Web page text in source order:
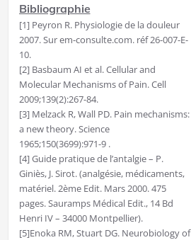
Bibliographie
[1] Peyron R. Physiologie de la douleur
2007. Sur em-consulte.com. réf 26-007-E-
10.
[2] Basbaum AI et al. Cellular and
Molecular Mechanisms of Pain. Cell
2009;139(2):267-84.
[3] Melzack R, Wall PD. Pain mechanisms:
a new theory. Science
1965;150(3699):971-9 .
[4] Guide pratique de l’antalgie – P.
Giniès, J. Sirot. (analgésie, médicaments,
matériel. 2ème Edit. Mars 2000. 475
pages. Sauramps Médical Edit., 14 Bd
Henri IV – 34000 Montpellier).
[5]Enoka RM, Stuart DG. Neurobiology of